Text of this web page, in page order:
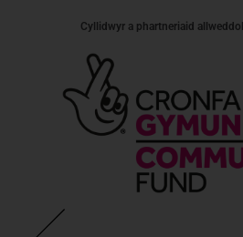
Cyllidwyr a phartneriaid